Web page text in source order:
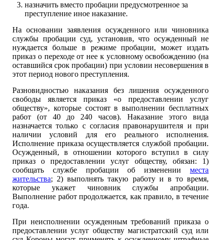
назначить вместо пробации предусмотренное за
преступление иное наказание.
На основании заявления осужденного или чиновника
службы пробации суд, установив, что осужденный не
нуждается больше в режиме пробации, может издать
приказ о переходе от нее к условному освобождению (на
оставшийся срок пробации) при условии несовершения в
этот период нового преступления.
Разновидностью наказания без лишения осужденного
свободы является приказ «о предоставлении услуг
обществу», которые состоят в выполнении бесплатных
работ (от 40 до 240 часов). Наказание этого вида
назначается только с согласия правонарушителя и при
наличии условий для его реального исполнения.
Исполнение приказа осуществляется службой пробации.
Осужденный, в отношении которого вступил в силу
приказ о предоставлении услуг обществу, обязан: 1)
сообщать службе пробации об изменении места
жительства; 2) выполнять такую работу и в то время,
которые укажет чиновник службы апробации.
Выполнение работ продолжается, как правило, в течение
года.
При неисполнении осужденным требований приказа о
предоставлении услуг обществу магистратский суд или